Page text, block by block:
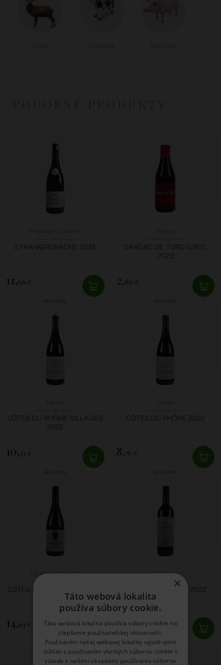
SYRAH/GRENACHE 2024
11,66 €
SKLADOM
SANGRE DE TORO 0,187L
2023
2,80 €
SKLADOM
CÔTES DU RHÔNE VILLAGES
2022
10, 33 €
SKLADOM
CÔTES DU RHÔNE 2022
8,76 €
SKLADOM
Chateau Maucoil
CÔTES DU RHÔNE VILLAGES
14,93 €
SKLADOM
Torres
CORONAS CRIANZA 2022
9,99 €
SKLADOM
×
Táto webová lokalita
používa súbory cookie.
Táto webová lokalita používa súbory cookie na
zlepšenie používateľskej skúsenosti.
Používaním našej webovej lokality vyjadrujete
súhlas s používaním všetkých súborov cookie v
súlade s našimi zásadami používania súborov